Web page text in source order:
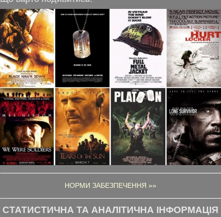
НОРМИ ЗАБЕЗПЕЧЕННЯ »»
СТАТИСТИЧНА ТА АНАЛІТИЧНА ІНФОРМАЦІЯ